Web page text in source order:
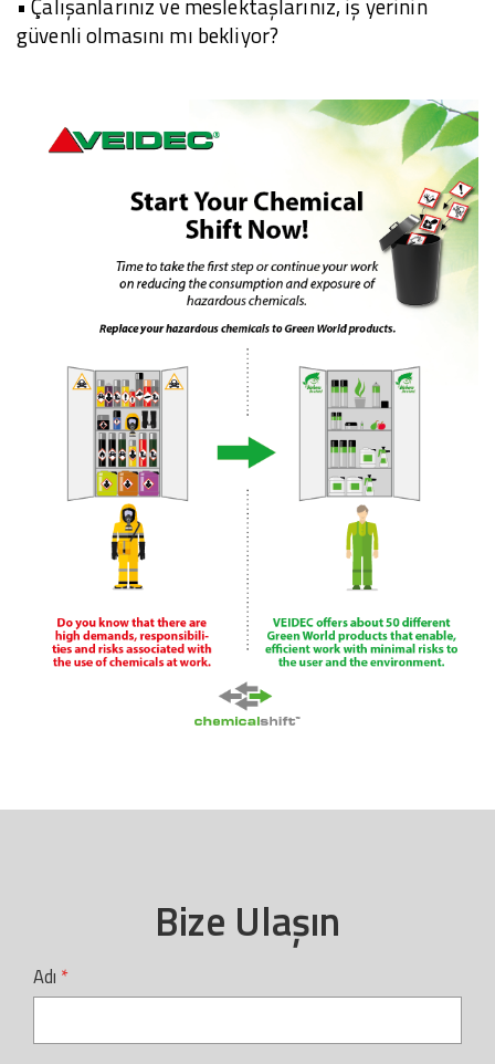
• Çalışanlarınız ve meslektaşlarınız, iş yerinin
güvenli olmasını mı bekliyor?
Bize Ulaşın
Adı